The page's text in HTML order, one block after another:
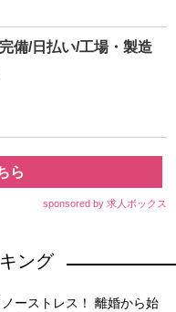
備/日払い/工場・製造
ら
sponsored by 求人ボックス
ング
ーストレス！ 離婚から始